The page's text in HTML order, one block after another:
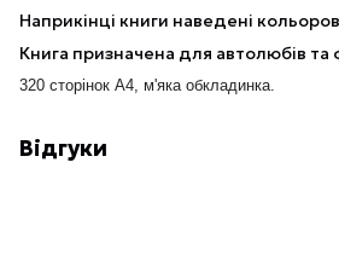
Наприкінці книги наведені
Книга призначена для автолюбів та
320 сторінок А4, м'яка обкладинка.
Відгуки